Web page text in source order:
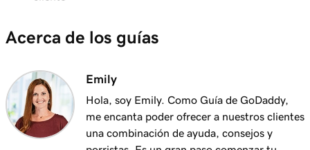
Lección 9 (de 20)
Lección 10 (de 20)
Lección 11 (de 20)
Emitir un reembolso a mi cliente en GoDaddy
Payments
1m 6s
Acerca de los guías
Emily
Hola, soy Emily. Como Guía de GoDaddy,
me encanta poder ofrecer a nuestros clientes
una combinación de ayuda, consejos y